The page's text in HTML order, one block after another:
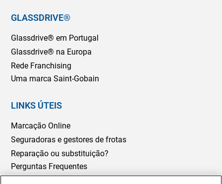
GLASSDRIVE®
Glassdrive® em Portugal
Glassdrive® na Europa
Rede Franchising
Uma marca Saint-Gobain
LINKS ÚTEIS
Marcação Online
Seguradoras e gestores de frotas
Reparação ou substituição?
Perguntas Frequentes